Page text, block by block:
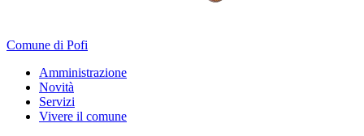
Comune di Pofi
Amministrazione
Novità
Servizi
Vivere il comune